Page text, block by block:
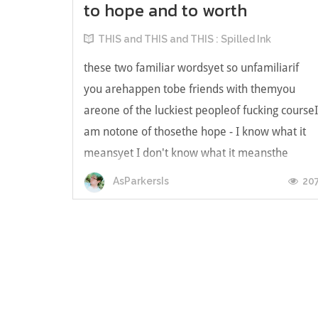
to hope and to worth
THIS and THIS and THIS : Spilled Ink
these two familiar wordsyet so unfamiliarif
you arehappen tobe friends with themyou
areone of the luckiest peopleof fucking courseI
am notone of thosethe hope - I know what it
meansyet I don't know what it meansthe
worth - I know this one toobut what exactly is
my worth?the hope - a four letter word...
AsParkersIs